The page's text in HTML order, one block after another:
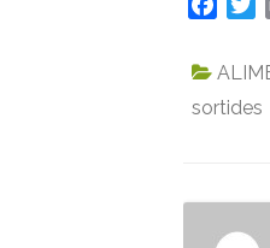
c
b
k
t
sortides